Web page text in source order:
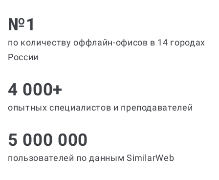
№1
по количеству оффлайн-офисов в 14 городах
России
4 000+
опытных специалистов и преподавателей
5 000 000
пользователей по данным SimilarWeb